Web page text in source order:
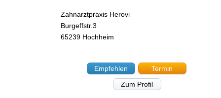
Zahnarztpraxis Herovi
Burgeffstr.3
65239 Hochheim
Empfehlen
Termin
Zum Profil